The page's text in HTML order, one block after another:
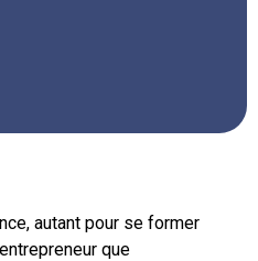
autant pour se former
que